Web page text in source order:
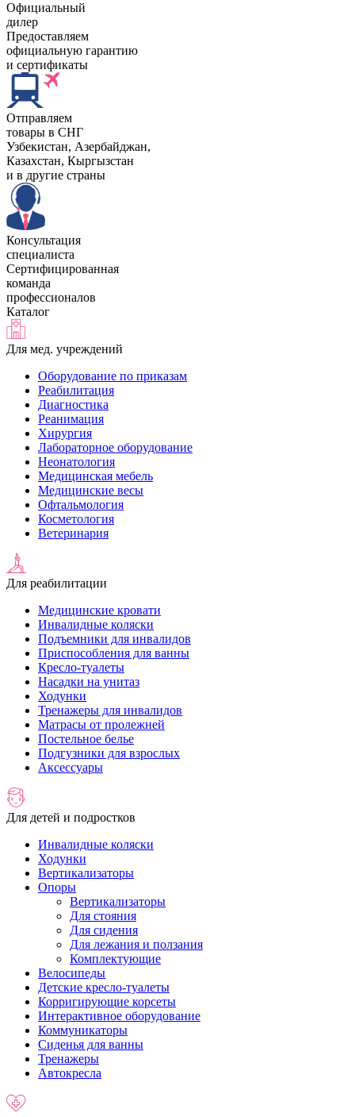
Официальный
дилер
Предоставляем
официальную гарантию
и сертификаты
Отправляем
товары в СНГ
Узбекистан, Aзербайджан,
Казахстан, Кыргызстан
и в другие страны
Консультация
специалиста
Сертифицированная
команда
профессионалов
Каталог
Для мед. учреждений
Оборудование по приказам
Реабилитация
Диагностика
Реанимация
Хирургия
Лабораторное оборудование
Неонатология
Медицинская мебель
Медицинские весы
Офтальмология
Косметология
Ветеринария
Для реабилитации
Медицинские кровати
Инвалидные коляски
Подъемники для инвалидов
Приспособления для ванны
Кресло-туалеты
Насадки на унитаз
Ходунки
Тренажеры для инвалидов
Матрасы от пролежней
Постельное белье
Подгузники для взрослых
Аксессуары
Для детей и подростков
Инвалидные коляски
Ходунки
Вертикализаторы
Опоры
Вертикализаторы
Для стояния
Для сидения
Для лежания и ползания
Комплектующие
Велосипеды
Детские кресло-туалеты
Корригирующие корсеты
Интерактивное оборудование
Коммуникаторы
Сиденья для ванны
Тренажеры
Автокресла